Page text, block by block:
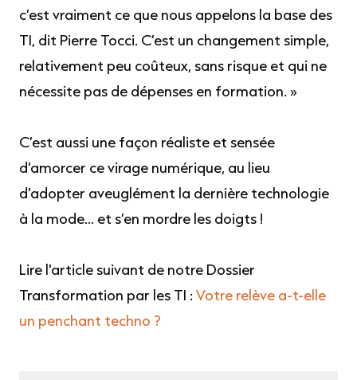
c’est vraiment ce que nous appelons la base des
TI, dit Pierre Tocci. C’est un changement simple,
relativement peu coûteux, sans risque et qui ne
nécessite pas de dépenses en formation. »
C’est aussi une façon réaliste et sensée
d’amorcer ce virage numérique, au lieu
d’adopter aveuglément la dernière technologie
à la mode... et s’en mordre les doigts !
Lire l'article suivant de notre Dossier
Transformation par les TI : Votre relève a-t-elle
un penchant techno ?